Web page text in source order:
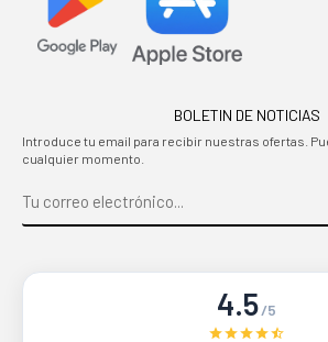
BOLETIN DE NOTICIAS
Introduce tu email para recibir nuestras ofertas.
cualquier momento.
4.5/5